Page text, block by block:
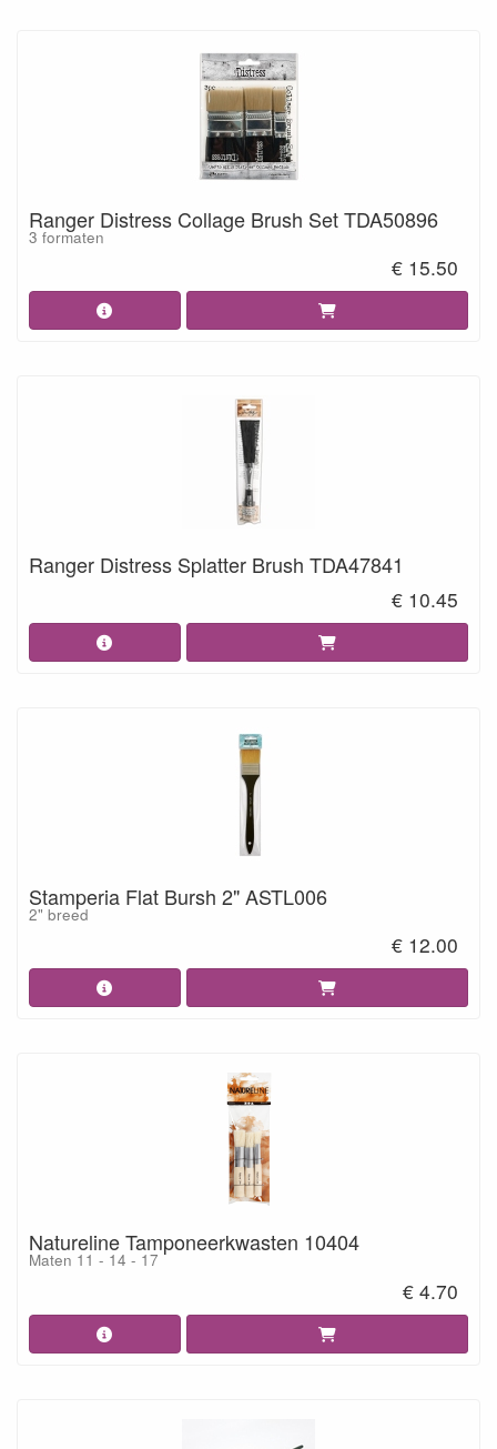
Ranger Distress Collage Brush Set TDA50896
3 formaten
€ 15.50
Ranger Distress Splatter Brush TDA47841
€ 10.45
Stamperia Flat Bursh 2" ASTL006
2" breed
€ 12.00
Natureline Tamponeerkwasten 10404
Maten 11 - 14 - 17
€ 4.70